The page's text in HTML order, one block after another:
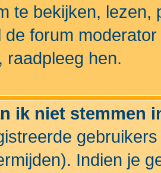
te bekijken, lezen,
de forum
raadpleeg hen.
ik niet stemmen
Indien je